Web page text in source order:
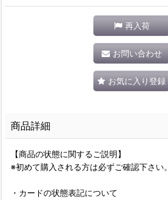
再入荷
お問い合わせ
お気に入り登録
商品詳細
【商品の状態に関するご説明】
※初めて購入される方は必ずご確認下さい。
・カードの状態表記について